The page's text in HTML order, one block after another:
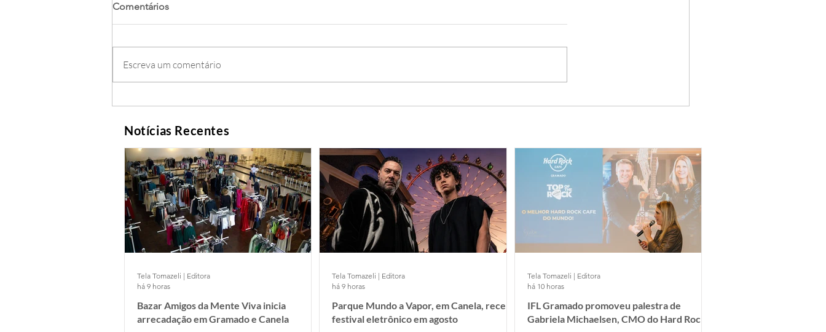
Comentários
Escreva um comentário
Notícias Recentes
Bazar Amigos da Mente Viva inicia
arrecadação em Gramado e Canela
Tela Tomazeli | Editora
há 9 horas
Parque Mundo a Vapor, em Canela, recebe
festival eletrônico em agosto
Tela Tomazeli | Editora
há 9 horas
IFL Gramado promoveu palestra de
Gabriela Michaelsen, CMO do Hard Rock
Tela Tomazeli | Editora
há 10 horas